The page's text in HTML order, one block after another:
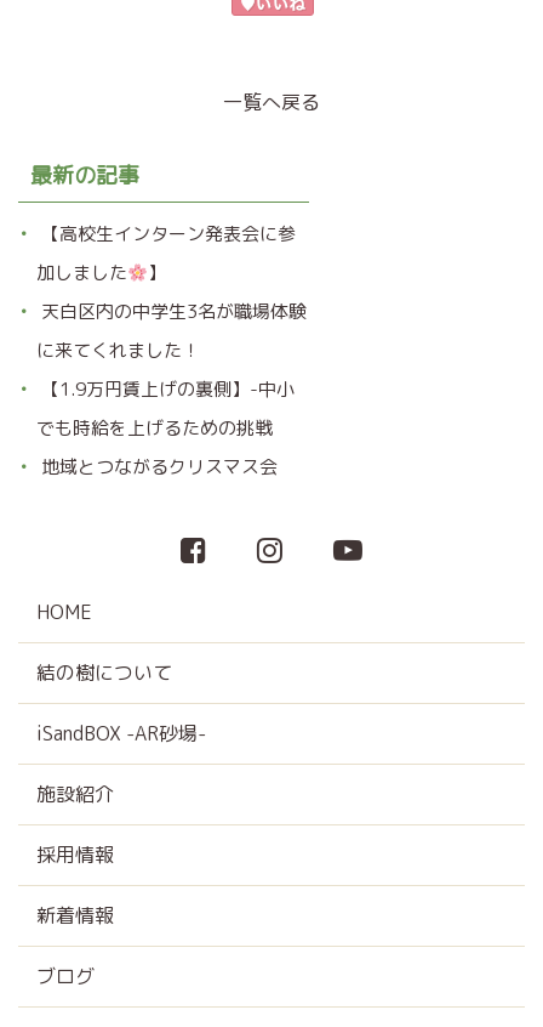
一覧へ戻る
最新の記事
【高校生インターン発表会に参
加しました
】
天白区内の中学生3名が職場体験
に来てくれました！
【1.9万円賃上げの裏側】-中小
でも時給を上げるための挑戦
地域とつながるクリスマス会
HOME
結の樹について
iSandBOX -AR砂場-
施設紹介
採用情報
新着情報
ブログ